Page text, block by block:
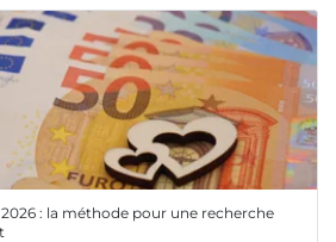
: la méthode pour une recherche